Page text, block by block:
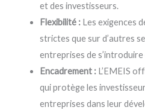
et des investisseurs.
Flexibilité : Les exigences
strictes que sur d’autres
entreprises de
Encadrement : L’EMEIS
qui protège les
entreprises dans leur